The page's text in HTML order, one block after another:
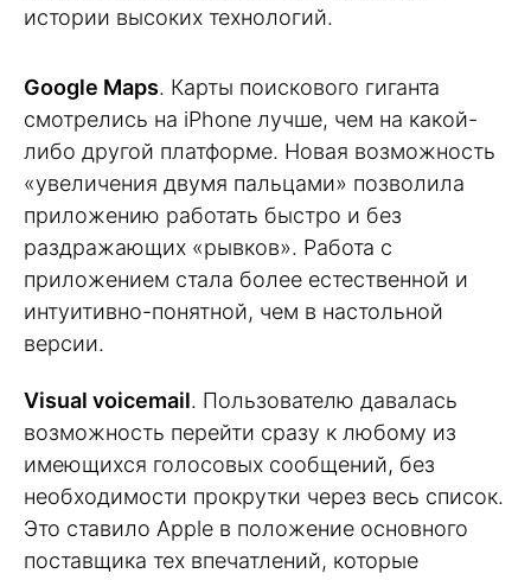
истории высоких технологий.
Google Maps. Карты поискового гиганта
смотрелись на iPhone лучше, чем на какой-
либо другой платформе. Новая возможность
«увеличения двумя пальцами» позволила
приложению работать быстро и без
раздражающих «рывков». Работа с
приложением стала более естественной и
интуитивно-понятной, чем в настольной
версии.
Visual voicemail. Пользователю давалась
возможность перейти сразу к любому из
имеющихся голосовых сообщений, без
необходимости прокрутки через весь список.
Это ставило Apple в положение основного
поставщика тех впечатлений, которые